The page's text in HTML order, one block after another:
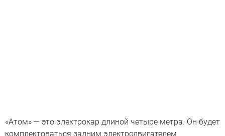
«Атом» — это электрокар длиной четыре метра. Он будет
комплектоваться задним электродвигателем